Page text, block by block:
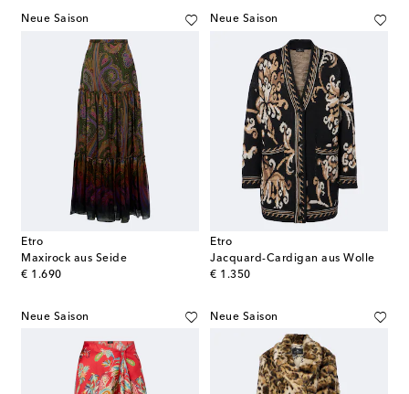
Neue Saison
Etro
Maxirock aus Seide
€ 1.690
original price
Neue Saison
Etro
Jacquard-Cardigan aus Wolle
€ 1.350
original price
Neue Saison Neue Saison